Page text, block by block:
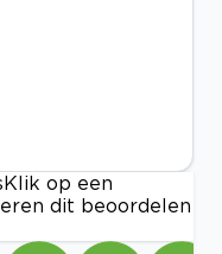
Klik op een
dit beoordelen